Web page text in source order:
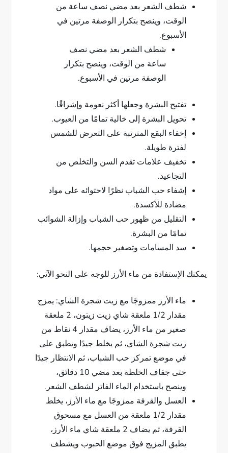
شطف الشعر بعد مضي نصف ساعة من
الوقت، وينصح بتكرار الوصفة مرتين في
الأسبوع.
شطف الشعر بعد مضي نصف
ساعة من الوقت، وينصح بتكرار
الوصفة مرتين في الأسبوع.
تفتيح البشرة وجعلها أكثر نعومة وإشراقًا.
تحويل البشرة إلى خالية تمامًا من العيوب.
إخفاء البقع المترتبة على التعرض للشمس
لفترة طويلة.
تخفيف علامات تقدم السن والتخلص من
التجاعيد.
إشفاء حب الشباب نظرًا لاحتوائه على مواد
مضادة للأكسدة.
التقليل من ظهور حب الشباب وإزالة الشوائب
تمامًا من البشرة.
سد المسامات وتصغير حجمها.
يمكنك الإستفادة من ماء الأرز للوجه على النحو الآتي:
ماء الأرز ممزوجًا مع زيت شجرة الشاي: يمزج
مقدار 1/2 ملعقة شاي زيت زيتون، 2 ملعقة
صغير من ماء الأرز، يضاف مقدار 4 نقاط من
زيت شجرة الشاي، ثم يخلط جيدًا ويطبق على
في موضع تمركز حب الشباب، ثم الانتظار جيدًا
حتى جفاف الخلطة بعد مضي 10 دقائق،
وينصح باستخدام الماء الفاتر لشطف الشعر.
العسل والقرفة ممزوجًا مع ماء الأرز، يخلط
مقدار 1/2 ملعقة من العسل مع مسحوق
القرفة، ثم يضاف 2 ملعقة شاي ماء الأرز،
يطبق المزيج فوق موضع الحبوب ويشطف